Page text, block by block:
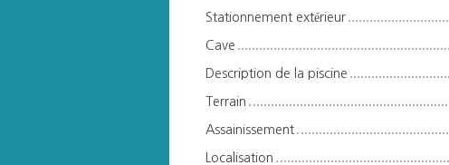
Stationnement extérieur
Cave
Description de la piscine
Terrain
Assainissement
Localisation